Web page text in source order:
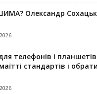
Олександр
телефонів і
стандартів і обрати